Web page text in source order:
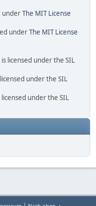
underThe MIT License
underThe MIT License
licensed under the SIL
under the SIL
under the SIL